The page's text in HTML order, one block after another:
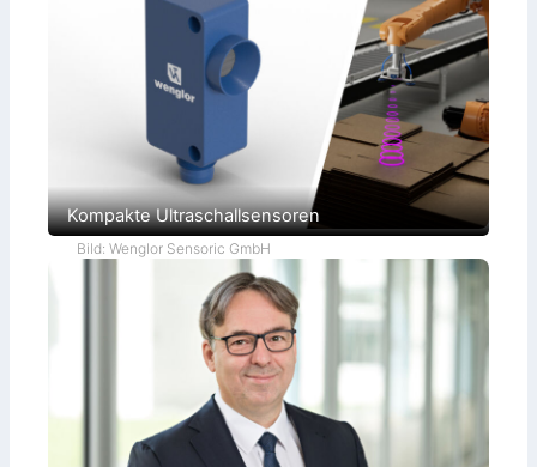
Kompakte Ultraschallsensoren
Bild: Wenglor Sensoric GmbH